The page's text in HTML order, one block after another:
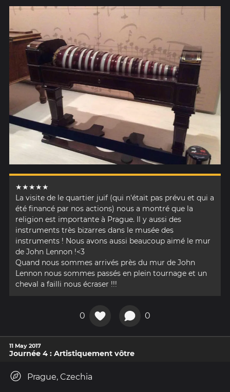
★★★★★
La visite de le quartier juif (qui n'était pas prévu et qui a
été financé par nos actions) nous a montré que la
religion est importante à Prague. Il y aussi des
instruments très bizarres dans le musée des
instruments ! Nous avons aussi beaucoup aimé le mur
de John Lennon !<3
Quand nous sommes arrivés près du mur de John
Lennon nous sommes passés en plein tournage et un
cheval a failli nous écraser !!!
0 0
11 May 2017
Journée 4 : Artistiquement vôtre
Prague, Czechia